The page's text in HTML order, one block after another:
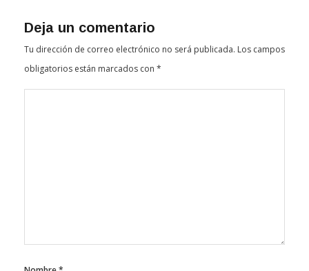
Deja un comentario
Tu dirección de correo electrónico no será publicada. Los campos
obligatorios están marcados con *